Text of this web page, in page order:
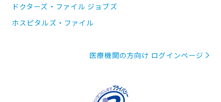
ドクターズ・ファイル ジョブズ
ホスピタルズ・ファイル
医療機関の方向け ログインページ